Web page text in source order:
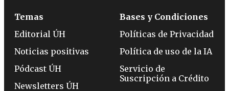
Temas
Editorial ÚH
Noticias positivas
Pódcast ÚH
Newsletters ÚH
Bases y Condiciones
Políticas de Privacidad
Política de uso de la IA
Servicio de
Suscripción a Crédito